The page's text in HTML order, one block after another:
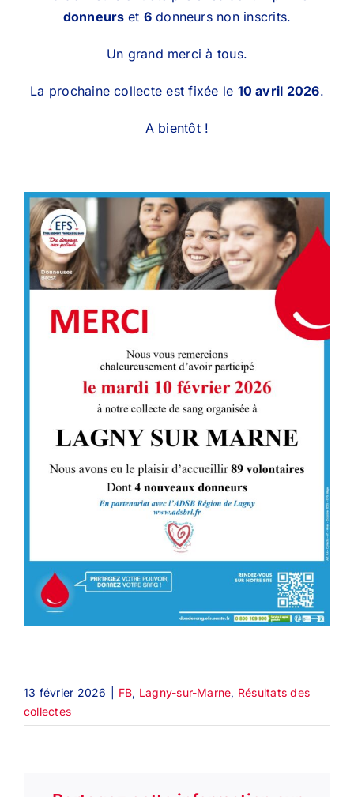
donneurs et 6donneurs non inscrits.
Un grand merci à tous.
La prochaine collecte est fixée le 10 avril 2026.
A bientôt !
13 février 2026 FB, Lagny-sur-Marne, Résultats des
collectes